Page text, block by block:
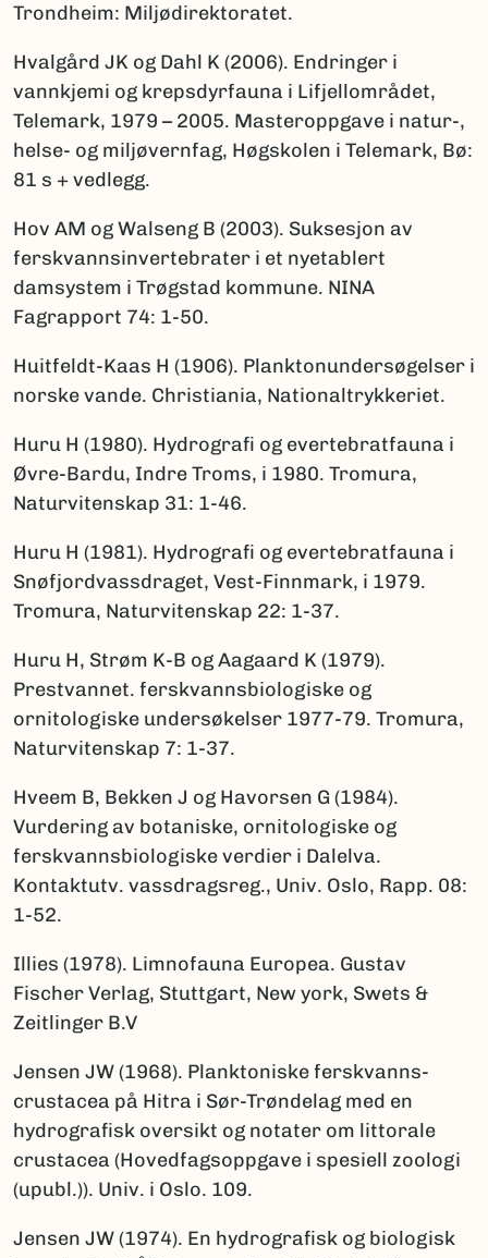
Trondheim: Miljødirektoratet.
Hvalgård JK og Dahl K (2006). Endringer i
vannkjemi og krepsdyrfauna i Lifjellområdet,
Telemark, 1979 – 2005. Masteroppgave i natur-,
helse- og miljøvernfag, Høgskolen i Telemark, Bø:
81 s + vedlegg.
Hov AM og Walseng B (2003). Suksesjon av
ferskvannsinvertebrater i et nyetablert
damsystem i Trøgstad kommune. NINA
Fagrapport 74: 1-50.
Huitfeldt-Kaas H (1906). Planktonundersøgelser i
norske vande. Christiania, Nationaltrykkeriet.
Huru H (1980). Hydrografi og evertebratfauna i
Øvre-Bardu, Indre Troms, i 1980. Tromura,
Naturvitenskap 31: 1-46.
Huru H (1981). Hydrografi og evertebratfauna i
Snøfjordvassdraget, Vest-Finnmark, i 1979.
Tromura, Naturvitenskap 22: 1-37.
Huru H, Strøm K-B og Aagaard K (1979).
Prestvannet. ferskvannsbiologiske og
ornitologiske undersøkelser 1977-79. Tromura,
Naturvitenskap 7: 1-37.
Hveem B, Bekken J og Havorsen G (1984).
Vurdering av botaniske, ornitologiske og
ferskvannsbiologiske verdier i Dalelva.
Kontaktutv. vassdragsreg., Univ. Oslo, Rapp. 08:
1-52.
Illies (1978). Limnofauna Europea. Gustav
Fischer Verlag, Stuttgart, New york, Swets &
Zeitlinger B.V
Jensen JW (1968). Planktoniske ferskvanns-
crustacea på Hitra i Sør-Trøndelag med en
hydrografisk oversikt og notater om littorale
crustacea (Hovedfagsoppgave i spesiell zoologi
(upubl.)). Univ. i Oslo. 109.
Jensen JW (1974). En hydrografisk og biologisk